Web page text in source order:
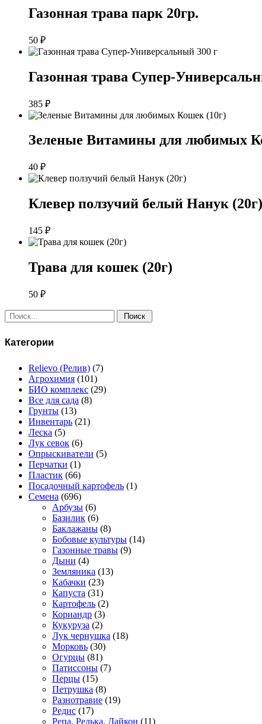
Газонная трава парк 20гр.
50 ₽
Газонная трава Супер-
385 ₽
Зеленые Витамины для любимых
40 ₽
Клевер ползучий белый Нанук (20г)
145 ₽
Трава для кошек (20г)
50 ₽
Поиск:
Категории
Relievo (Релив) (7)
Агрохимия (101)
БИО комплекс (29)
Все для сада (8)
Грунты (13)
Инвентарь (21)
Леска (5)
Лук севок (6)
Опрыскиватели (5)
Перчатки (1)
Пластик (66)
Посадочный картофель (1)
Семена (696)
Арбузы (6)
Базилик (6)
Баклажаны (8)
Бобовые культуры (14)
Газонные травы (9)
Дыни (4)
Земляника (13)
Кабачки (23)
Капуста (31)
Картофель (2)
Кориандр (3)
Кукуруза (2)
Лук чернушка (18)
Морковь (30)
Огурцы (81)
Патиссоны (7)
Перцы (15)
Петрушка (8)
Разнотравие (19)
Редис (17)
Репа, Редька, Дайкон (11)